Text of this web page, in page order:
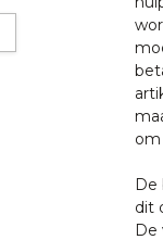
De
dit
De